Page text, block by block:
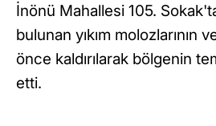
İnönü Mahallesi 105.
bulunan yıkım molozlarının
önce kaldırılarak bölgenin
etti.